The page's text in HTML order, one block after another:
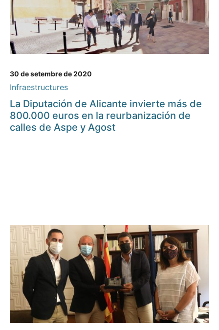
30 de setembre de 2020
Infraestructures
La Diputación de Alicante invierte más de
800.000 euros en la reurbanización de
calles de Aspe y Agost